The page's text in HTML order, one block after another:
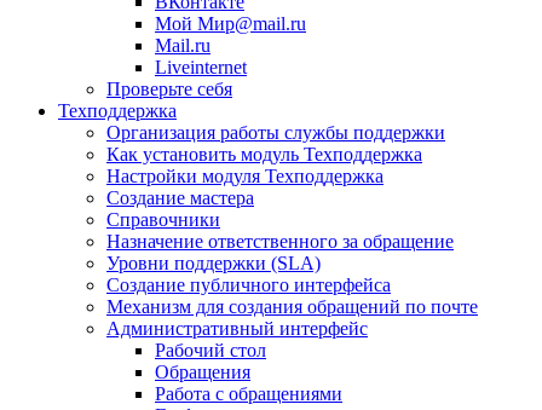
Мой Мир@mail.ru
Mail.ru
Liveinternet
Проверьте себя
Техподдержка
Организация работы службы поддержки
Как установить модуль Техподдержка
Настройки модуля Техподдержка
Создание мастера
Справочники
Назначение ответственного за обращение
Уровни поддержки (SLA)
Создание публичного интерфейса
Механизм для создания обращений по почте
Административный интерфейс
Рабочий стол
Обращения
Работа с обращениями